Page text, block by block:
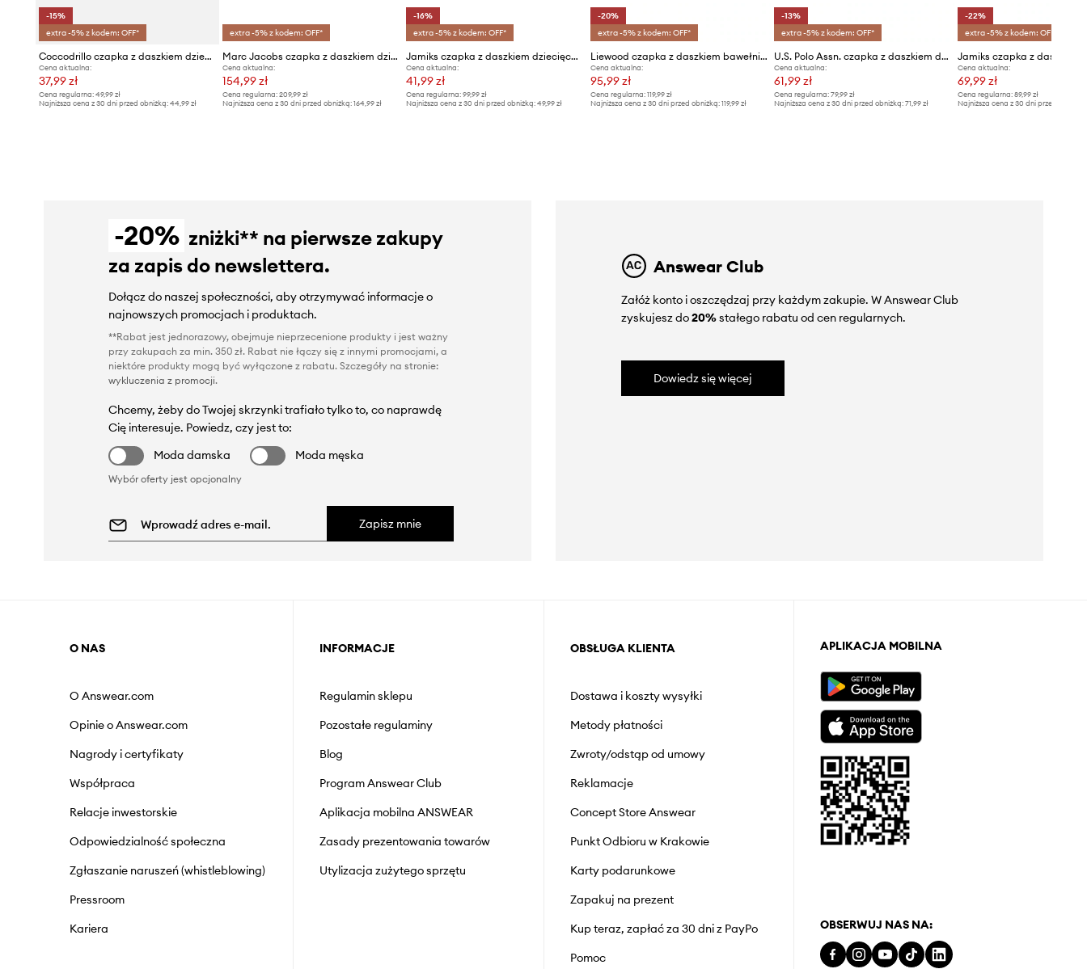
-15%
extra -5% z kodem: OFF*
Coccodrillo czapka z daszkiem dziecięca bawełniana
Cena aktualna:
37,99 zł
Cena regularna: 49,99 zł
Najniższa cena z 30 dni przed obniżką: 44,99 zł
extra -5% z kodem: OFF*
Marc Jacobs czapka z daszkiem dziecięca
Cena aktualna:
154,99 zł
Cena regularna:209,99 zł
Najniższa cena z 30 dni przed obniżką:164,99 zł
-16%
extra -5% z kodem: OFF*
Jamiks czapka z daszkiem dziecięca ENOLA
Cena aktualna:
41,99 zł
Cena regularna: 99,99 zł
Najniższa cena z 30 dni przed obniżką: 49,99 zł
-20%
extra -5% z kodem: OFF*
Liewood czapka z daszkiem bawełniana dziecięca Danny Cap
Cena aktualna:
95,99 zł
Cena regularna: 119,99 zł
Najniższa cena z 30 dni przed obniżką: 119,99 zł
-13%
extra -5% z kodem: OFF*
U.S. Polo Assn. czapka z daszkiem dziecięca bawełniana
Cena aktualna:
61,99 zł
Cena regularna:79,99 zł
Najniższa cena z 30 dni przed obniżką:71,99 zł
-22%
extra -5% z kodem: OFF*
Cena aktualna:
69,99 zł
Cena regularna: 89,99 zł
Najniższa cena z 30 dni przed obniżką:
-20% zniżki** na pierwsze zakupy
za zapis do newslettera.
Dołącz do naszej społeczności, aby otrzymywać informacje o
najnowszych promocjach i produktach.
**Rabat jest jednorazowy, obejmuje nieprzecenione produkty i jest ważny
przy zakupach za min. 350 zł. Rabat nie łączy się z innymi promocjami, a
niektóre produkty mogą być wyłączone z rabatu. Szczegóły na stronie:
wykluczenia z promocji.
Chcemy, żeby do Twojej skrzynki trafiało tylko to, co naprawdę
Cię interesuje. Powiedz, czy jest to:
Moda damska
Moda męska
Wybór oferty jest opcjonalny
Zapisz mnie
Answear Club
Załóż konto i oszczędzaj przy każdym zakupie. W Answear Club
zyskujesz do20%stałego rabatu od cen regularnych.
Dowiedz się więcej
O NAS
O Answear.com
Opinie o Answear.com
Nagrody i certyfikaty
Współpraca
Relacje inwestorskie
Odpowiedzialność społeczna
Zgłaszanie naruszeń (whistleblowing)
Pressroom
Kariera
INFORMACJE
Regulamin sklepu
Pozostałe regulaminy
Blog
Program Answear Club
Aplikacja mobilna ANSWEAR
Zasady prezentowania towarów
Utylizacja zużytego sprzętu
OBSŁUGA KLIENTA
Dostawa i koszty wysyłki
Metody płatności
Zwroty/odstąp od umowy
Reklamacje
Concept Store Answear
Punkt Odbioru w Krakowie
Karty podarunkowe
Zapakuj na prezent
Kup teraz, zapłać za 30 dni z PayPo
Pomoc
APLIKACJA MOBILNA
OBSERWUJ NAS NA: